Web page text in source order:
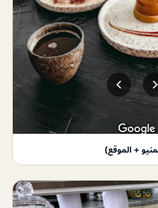
+ الموقع)